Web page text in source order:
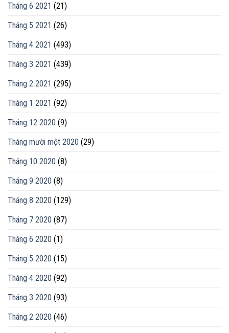
Tháng 6 2021 (21)
Tháng 5 2021 (26)
Tháng 4 2021 (493)
Tháng 3 2021 (439)
Tháng 2 2021 (295)
Tháng 1 2021 (92)
Tháng 12 2020 (9)
Tháng mười một 2020 (29)
Tháng 10 2020 (8)
Tháng 9 2020 (8)
Tháng 8 2020 (129)
Tháng 7 2020 (87)
Tháng 6 2020 (1)
Tháng 5 2020 (15)
Tháng 4 2020 (92)
Tháng 3 2020 (93)
Tháng 2 2020 (46)